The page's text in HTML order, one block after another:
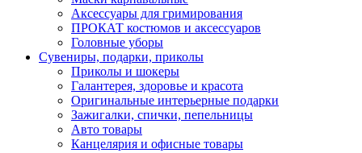
Аксессуары для гримирования
ПРОКАТ костюмов и аксессуаров
Головные уборы
Сувениры, подарки, приколы
Приколы и шокеры
Галантерея, здоровье и красота
Оригинальные интерьерные подарки
Зажигалки, спички, пепельницы
Авто товары
Канцелярия и офисные товары